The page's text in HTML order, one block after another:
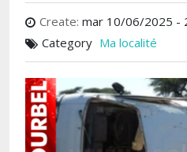
Create: mar 10/06/2025 -
Category Ma localité